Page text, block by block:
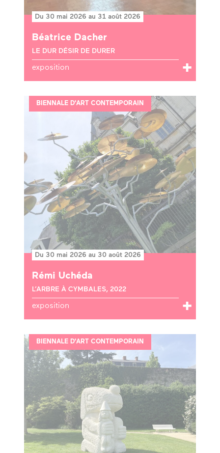
Du 30 mai 2026 au 31 août 2026
Béatrice Dacher
LE DUR DÉSIR DE DURER
exposition
BIENNALE D'ART CONTEMPORAIN
Du 30 mai 2026 au 30 août 2026
Rémi Uchéda
L’ARBRE À CYMBALES, 2022
exposition
BIENNALE D'ART CONTEMPORAIN